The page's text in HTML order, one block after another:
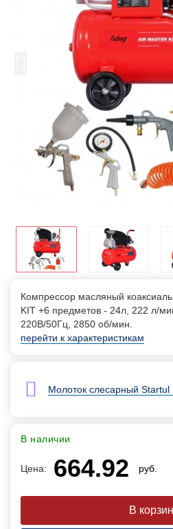
Компрессор масляный
KIT +6 предметов - 24л, 222 л/
220В/50Гц, 2850 об/мин.
перейти к характеристикам
Молоток слесарный Startul
В наличии
Цена: 664.92 руб.